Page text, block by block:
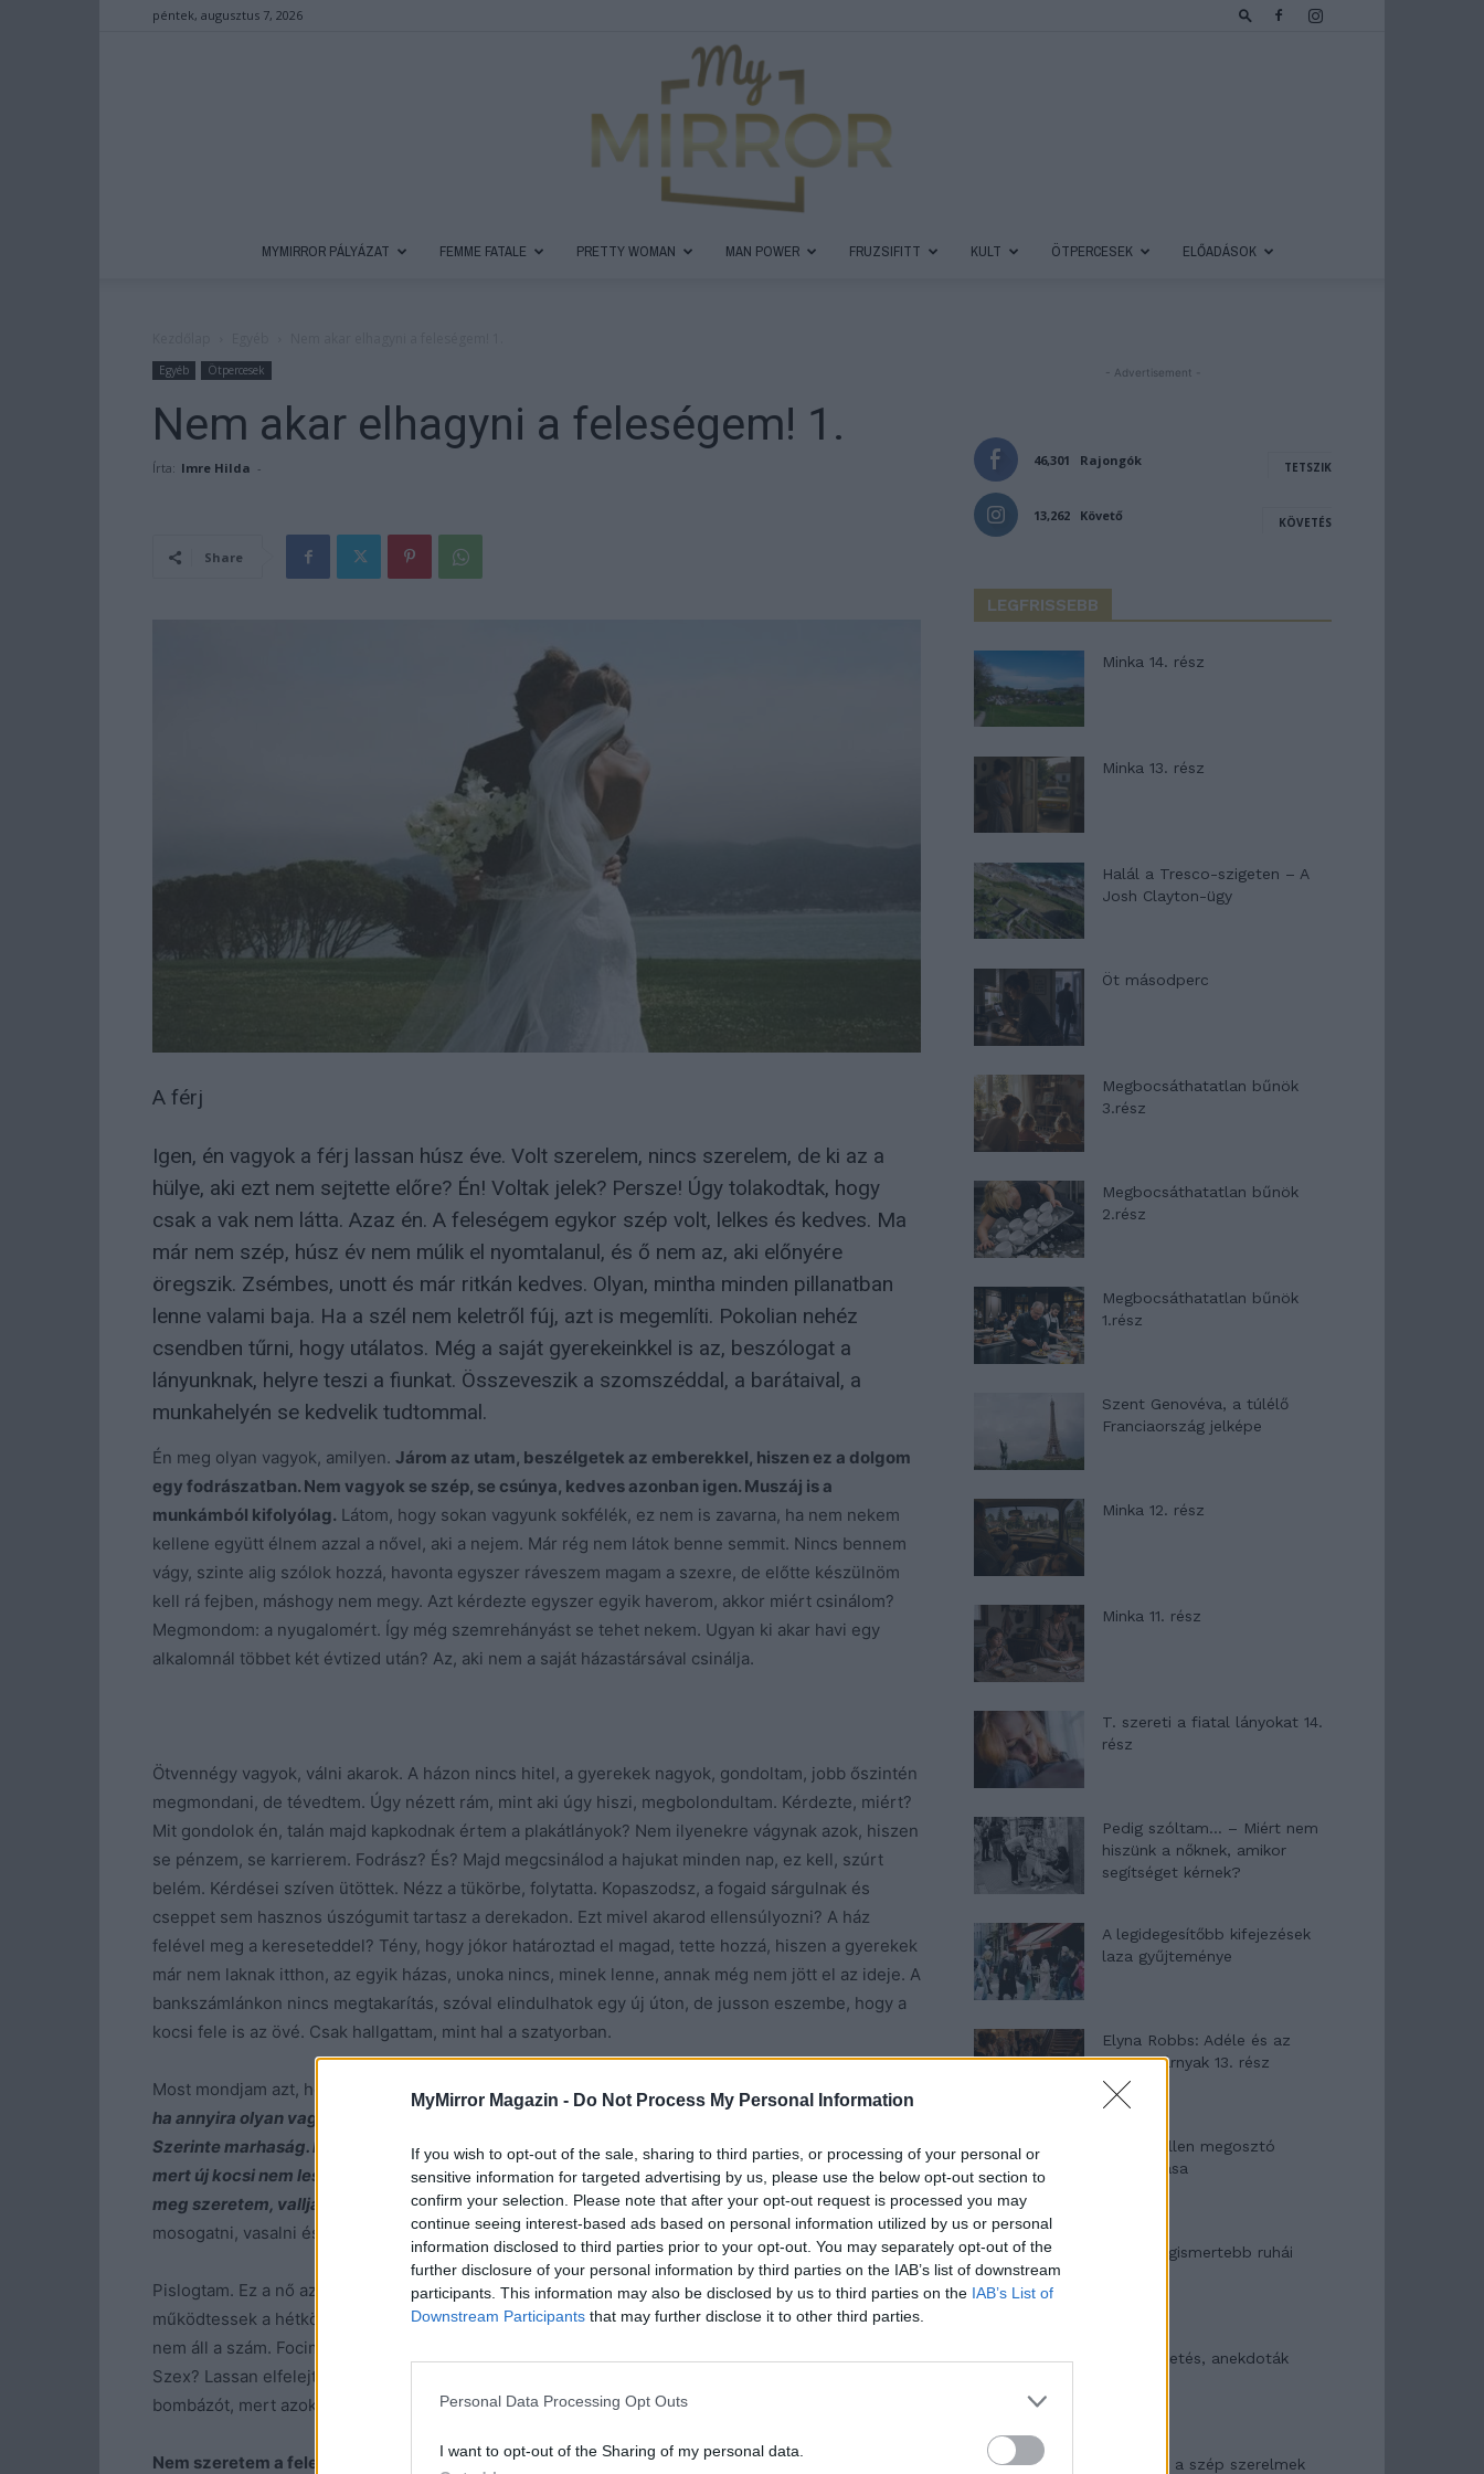
MyMirror Magazin - Do Not Process My Personal Information
If you wish to opt-out of the sale, sharing to third parties, or processing of your personal or
sensitive information for targeted advertising by us, please use the below opt-out section to
confirm your selection. Please note that after your opt-out request is processed you may
continue seeing interest-based ads based on personal information utilized by us or personal
information disclosed to third parties prior to your opt-out. You may separately opt-out of the
further disclosure of your personal information by third parties on the IAB’s list of downstream
participants. This information may also be disclosed by us to third parties on the IAB’s List of
Downstream Participants that may further disclose it to other third parties.
Personal Data Processing Opt Outs
I want to opt-out of the Sharing of my personal data.
péntek, augusztus 7, 2026
Magazin
MYMIRROR PÁLYÁZAT FEMME FATALE PRETTY WOMAN MAN POWER FRUZSIFITT KULT ÖTPERCESEK ELŐADÁSOK
Egyéb Ötpercesek
Nem akar elhagyni a feleségem! 1.
Írta: Imre Hilda -
Share
A férj
Igen, én vagyok a férj lassan húsz éve. Volt szerelem, nincs szerelem, de ki az a
hülye, aki ezt nem sejtette előre? Én! Voltak jelek? Persze! Úgy tolakodtak, hogy
csak a vak nem látta. Azaz én. A feleségem egykor szép volt, lelkes és kedves. Ma
már nem szép, húsz év nem múlik el nyomtalanul, és ő nem az, aki előnyére
öregszik. Zsémbes, unott és már ritkán kedves. Olyan, mintha minden pillanatban
lenne valami baja. Ha a szél nem keletről fúj, azt is megemlíti. Pokolian nehéz
csendben tűrni, hogy utálatos. Még a saját gyerekeinkkel is az, beszólogat a
lányunknak, helyre teszi a fiunkat. Összeveszik a szomszéddal, a barátaival, a
munkahelyén se kedvelik tudtommal.
Én meg olyan vagyok, amilyen. Járom az utam, beszélgetek az emberekkel, hiszen ez a dolgom
egy fodrászatban. Nem vagyok se szép, se csúnya, kedves azonban igen. Muszáj is a
munkámból kifolyólag. Látom, hogy sokan vagyunk sokfélék, ez nem is zavarna, ha nem nekem
kellene együtt élnem azzal a nővel, aki a nejem. Már rég nem látok benne semmit. Nincs bennem
vágy, szinte alig szólok hozzá, havonta egyszer ráveszem magam a szexre, de előtte készülnöm
kell rá fejben, máshogy nem megy. Azt kérdezte egyszer egyik haverom, akkor miért csinálom?
Megmondom: a nyugalomért. Így még szemrehányást se tehet nekem. Ugyan ki akar havi egy
alkalomnál többet két évtized után? Az, aki nem a saját házastársával csinálja.
Ötvennégy vagyok, válni akarok. A házon nincs hitel, a gyerekek nagyok, gondoltam, jobb őszintén
megmondani, de tévedtem. Úgy nézett rám, mint aki úgy hiszi, megbolondultam. Kérdezte, miért?
Mit gondolok én, talán majd kapkodnak értem a plakátlányok? Nem ilyenekre vágynak azok, hiszen
se pénzem, se karrierem. Fodrász? És? Majd megcsinálod a hajukat minden nap, ez kell, szúrt
belém. Kérdései szíven ütöttek. Nézz a tükörbe, folytatta. Kopaszodsz, a fogaid sárgulnak és
cseppet sem hasznos úszógumit tartasz a derekadon. Ezt mivel akarod ellensúlyozni? A ház
felével meg a kereseteddel? Tény, hogy jókor határoztad el magad, tette hozzá, hiszen a gyerekek
már nem laknak itthon, az egyik házas, unoka nincs, minek lenne, annak még nem jött el az ideje. A
bankszámlánkon nincs megtakarítás, szóval elindulhatok egy új úton, de jusson eszembe, hogy a
kocsi fele is az övé. Csak hallgattam, mint hal a szatyorban.
Most mondjam azt, hogy igaza van? Ha nem is szép, de legalább bölcs! Egyet viszont nem értek:
ha annyira olyan vagyok, amilyennek lefestett, akkor miért nem akar válni? Mert nem akar.
Szerinte marhaság. Értelmetlen és céltalan. Fogadjam el, hogy nekem ő jutott, és higgadjak le,
mert új kocsi nem lesz, motorra nem telik, és a hajam se nő ki, ha egyedülálló leszek. A főztjét
meg szeretem, valljam be.
Ha mégis máshogy döntök, szóljak, mert akkor ezután megtanít
mosogatni, vasalni és a szennyest összegyűjteni a szoba sarkából.
Pislogtam. Ez a nő azt hiszi, zsarolhat? Nem arra van szükségem, hogy háztartási robotot
működtessek a hétköznapokban. Hogy mire, magam sem tudom. Csevegni? Ugyan. Egész nap be
nem áll a szám. Focimeccset nézni? Arra ott vannak a haverok, de már mind unják a vacak játékot.
Szex? Lassan elfelejtem, mi az. Abban tökéletesen igaza van, hogy nem kapok holnap egy
bombázót, mert azoknak több pénz kell, mint amennyi nekem van.
Nem szeretem a feleségem, de mást sem.Nem tudok mit kezdeni az életemmel, de egy új se
- Advertisement -
46,301 Rajongók TETSZIK
13,262 Követő KÖVETÉS
LEGFRISSEBB
Minka 14. rész
Minka 13. rész
Halál a Tresco-szigeten – A
Josh Clayton-ügy
Öt másodperc
Megbocsáthatatlan bűnök
3.rész
Megbocsáthatatlan bűnök
2.rész
Megbocsáthatatlan bűnök
1.rész
Szent Genovéva, a túlélő
Franciaország jelképe
Minka 12. rész
Minka 11. rész
T. szereti a fiatal lányokat 14.
rész
Pedig szóltam… – Miért nem
hiszünk a nőknek, amikor
segítséget kérnek?
A legidegesítőbb kifejezések
laza gyűjteménye
Elyna Robbs: Adéle és az
örökölt árnyak 13. rész
Woody Allen megosztó
zsenialitása
A világ legismertebb ruhái
Nyár, nevetés, anekdoták
Panna és a szép szerelmek